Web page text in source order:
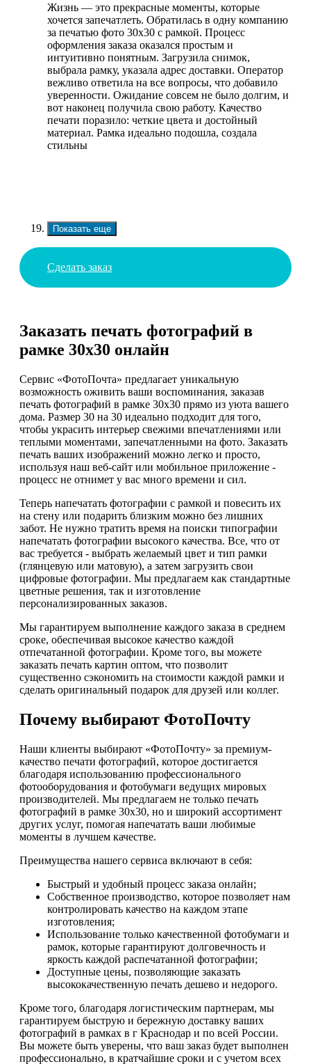
Жизнь — это прекрасные моменты, которые
хочется запечатлеть. Обратилась в одну компанию
за печатью фото 30х30 с рамкой. Процесс
оформления заказа оказался простым и
интуитивно понятным. Загрузила снимок,
выбрала рамку, указала адрес доставки. Оператор
вежливо ответила на все вопросы, что добавило
уверенности. Ожидание совсем не было долгим, и
вот наконец получила свою работу. Качество
печати поразило: четкие цвета и достойный
материал. Рамка идеально подошла, создала
стильны
Показать еще
Сделать заказ
Заказать печать фотографий в
рамке 30х30 онлайн
Сервис «ФотоПочта» предлагает уникальную
возможность оживить ваши воспоминания, заказав
печать фотографий в рамке 30х30 прямо из уюта вашего
дома. Размер 30 на 30 идеально подходит для того,
чтобы украсить интерьер свежими впечатлениями или
теплыми моментами, запечатленными на фото. Заказать
печать ваших изображений можно легко и просто,
используя наш веб-сайт или мобильное приложение -
процесс не отнимет у вас много времени и сил.
Теперь напечатать фотографии с рамкой и повесить их
на стену или подарить близким можно без лишних
забот. Не нужно тратить время на поиски типографии
напечатать фотографии высокого качества. Все, что от
вас требуется - выбрать желаемый цвет и тип рамки
(глянцевую или матовую), а затем загрузить свои
цифровые фотографии. Мы предлагаем как стандартные
цветные решения, так и изготовление
персонализированных заказов.
Мы гарантируем выполнение каждого заказа в среднем
сроке, обеспечивая высокое качество каждой
отпечатанной фотографии. Кроме того, вы можете
заказать печать картин оптом, что позволит
существенно сэкономить на стоимости каждой рамки и
сделать оригинальный подарок для друзей или коллег.
Почему выбирают ФотоПочту
Наши клиенты выбирают «ФотоПочту» за премиум-
качество печати фотографий, которое достигается
благодаря использованию профессионального
фотооборудования и фотобумаги ведущих мировых
производителей. Мы предлагаем не только печать
фотографий в рамке 30х30, но и широкий ассортимент
других услуг, помогая напечатать ваши любимые
моменты в лучшем качестве.
Преимущества нашего сервиса включают в себя:
Быстрый и удобный процесс заказа онлайн;
Собственное производство, которое позволяет нам
контролировать качество на каждом этапе
изготовления;
Использование только качественной фотобумаги и
рамок, которые гарантируют долговечность и
яркость каждой распечатанной фотографии;
Доступные цены, позволяющие заказать
высококачественную печать дешево и недорого.
Кроме того, благодаря логистическим партнерам, мы
гарантируем быструю и бережную доставку ваших
фотографий в рамках в г Краснодар и по всей России.
Вы можете быть уверены, что ваш заказ будет выполнен
профессионально, в кратчайшие сроки и с учетом всех